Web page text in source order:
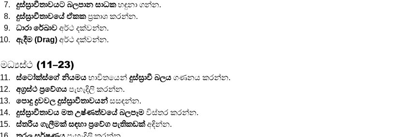
දුස්ස්‍රාවීතාවයට බලපාන සාධක හඳුනා ගන්න.
දුස්ස්‍රාවීතාවයේ ඒකක ප්‍රකාශ කරන්න.
ධාරා රේඛාව අර්ථ දක්වන්න.
ඇදීම (Drag) අර්ථ දක්වන්න.
මධ්‍යස්ථ (11–23)
ස්ටෝක්ස්ගේ නියමය භාවිතයෙන් දුස්ස්‍රාවී බලය ගණනය කරන්න.
අග්‍රස්ථ ප්‍රවේගය පැහැදිලි කරන්න.
පොදු ද්‍රවවල දුස්ස්‍රාවීතාවයන් සසඳන්න.
දුස්ස්‍රාවීතාවය මත උෂ්ණත්වයේ බලපෑම විස්තර කරන්න.
ස්තරීය ගැලීමක් සඳහා ප්‍රවේග පැතිකඩක් අඳින්න.